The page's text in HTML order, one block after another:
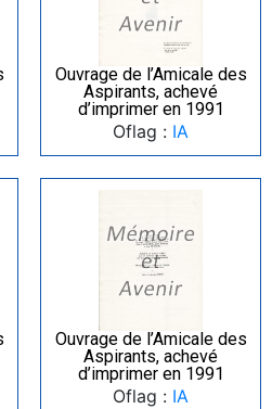
Ouvrage de l’Amicale des
Aspirants, achevé
d’imprimer en 1991
Oflag : IA
Ouvrage de l’Amicale des
Aspirants, achevé
d’imprimer en 1991
Oflag : IA